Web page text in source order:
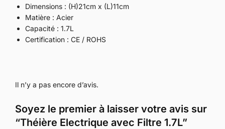
Dimensions : (H)21cm x (L)11cm
Matière : Acier
Capacité : 1.7L
Certification : CE / ROHS
Il n’y a pas encore d’avis.
Soyez le premier à laisser votre avis sur
“Théière Electrique avec Filtre 1.7L”